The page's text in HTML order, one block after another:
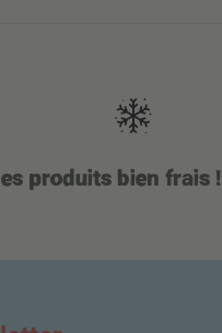
produits bien frais !